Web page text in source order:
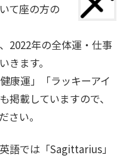
て座の方の
2022年の全体運・仕事
きます。
康運」「ラッキーアイ
掲載していますので、
さい。
語では「Sagittarius」